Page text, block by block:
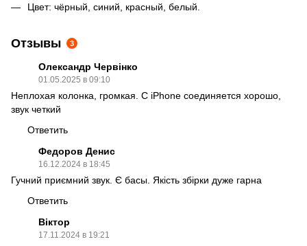
Цвет: чёрный, синий, красный, белый.
Отзывы 3
Олександр Червінко
01.05.2025 в 09:10
Неплохая колонка, громкая. С iPhone соединяется хорошо,
звук четкий
Ответить
Федоров Денис
16.12.2024 в 18:45
Гучний приємний звук. Є басы. Якість збірки дуже гарна
Ответить
Віктор
17.11.2024 в 19:21